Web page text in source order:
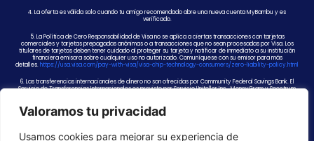
Valoramos tu privacidad
Usamos cookies para mejorar su experiencia de
4. La oferta es válida solo cuando tu amigo recomendado abre una nueva cuenta MyBambu y es
verificado.
5. La Política de Cero Responsabilidad de Visa no se aplica a ciertas transacciones con tarjetas
comerciales y tarjetas prepagadas anónimas o a transacciones que no sean procesadas por Visa. Los
titulares de tarjetas deben tener cuidado al proteger su tarjeta y notificar de inmediato a su institución
financiera emisora sobre cualquier uso no autorizado. Comuníquese con su emisor para más
detalles. https://usa.visa.com/pay-with-visa/visa-chip-technology-consumers/zero-liability-policy.html
6. Las transferencias internacionales de dinero no son ofrecidas por Community Federal Savings Bank. El
Servicio de Transferencias Internacionales es provisto por Servicio Uniteller Inc., MoneyGram y Spectrum
transferencia, cargos de bancos intermediarios o cargos por tipo de cambio. Al finalizar cualquier
promoción, se aplicarán las tarifas regulares de acuerdo con el tarifario de MyBambu. MyBambu se